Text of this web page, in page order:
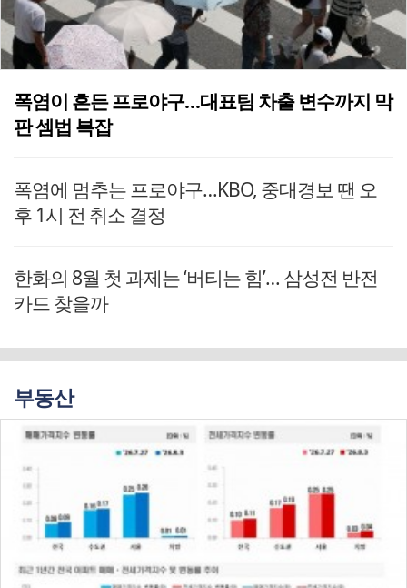
폭염이 흔든 프로야구…대표팀 차출 변수까지 막
판 셈법 복잡
폭염에 멈추는 프로야구…KBO, 중대경보 땐 오
후 1시 전 취소 결정
한화의 8월 첫 과제는 ‘버티는 힘’… 삼성전 반전
카드 찾을까
부동산